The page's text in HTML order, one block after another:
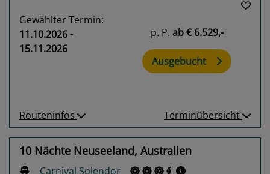
Gewählter Termin:
11.10.2026 -
15.11.2026
p. P. ab€ 6.529,-
Ausgebucht
Routeninfos Terminübersicht
10 Nächte Neuseeland, Australien
Carnival Splendor